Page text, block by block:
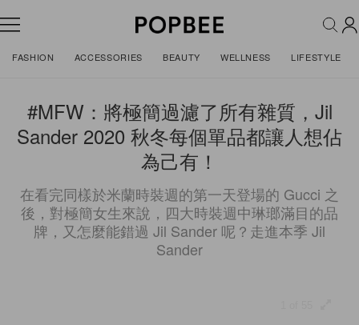
FASHION ACCESSORIES BEAUTY WELLNESS LIFESTYLE
#MFW：將極簡過濾了所有雜質，Jil
Sander 2020 秋冬每個單品都讓人想佔
為己有！
在看完同樣於米蘭時裝週的第一天登場的 Gucci 之
後，對極簡女生來說，四大時裝週中琳瑯滿目的品
牌，又怎麼能錯過 Jil Sander 呢？走進本季 Jil
Sander